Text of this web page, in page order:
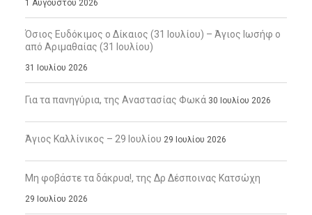
1 Αυγούστου 2026
Όσιος Ευδόκιμος ο Δίκαιος (31 Ιουλίου) – Άγιος Ιωσήφ ο
από Αριμαθαίας (31 Ιουλίου)
31 Ιουλίου 2026
Για τα πανηγύρια, της Αναστασίας Φωκά 30 Ιουλίου 2026
Άγιος Καλλίνικος – 29 Ιουλίου 29 Ιουλίου 2026
Μη φοβάστε τα δάκρυα!, της Δρ Δέσποινας Κατσώχη
29 Ιουλίου 2026